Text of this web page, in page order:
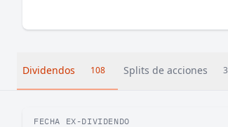
Dividendos 108 Splits de acciones 3
FECHA EX-DIVIDENDO